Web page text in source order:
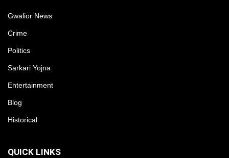
Gwalior News
Crime
Politics
Sarkari Yojna
Entertainment
Blog
Historical
QUICK LINKS